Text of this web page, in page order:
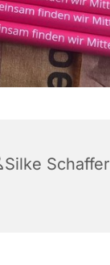
Silke Schaffer